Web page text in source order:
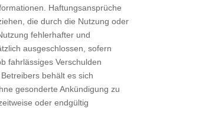
Haftungsansprüche
die durch die Nutzung oder
fehlerhafter und
ausgeschlossen, sofern
fahrlässiges Verschulden
behält es sich
gesonderte Ankündigung zu
oder endgültig